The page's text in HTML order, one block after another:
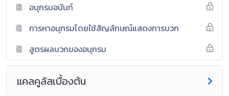
อนุกรมอนันท์
การหาอนุกรมโดยใช้สัญลักษณ์แสดงการบวก
สูตรผลบวกของอนุกรม
แคลคูลัสเบื้องต้น